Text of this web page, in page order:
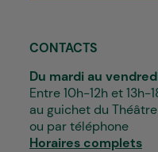
CONTACTS
Du mardi au
Entre 10h-12h et 13h-
au guichet du Théâtre
ou par téléphone
Horaires complets